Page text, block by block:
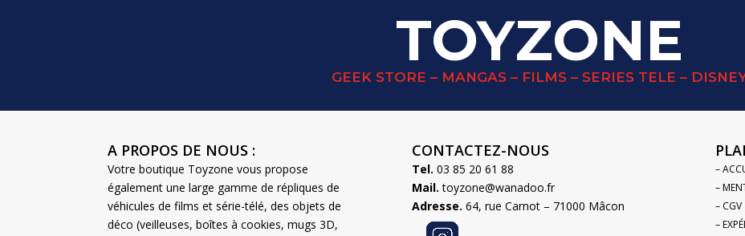
TOYZONE
GEEK STORE – MANGAS – FILMS – SERIES TELE –
A PROPOS DE NOUS :
Votre boutique Toyzone vous propose
également une large gamme de répliques de
véhicules de films et série-télé, des objets de
déco (veilleuses, boîtes à cookies, mugs 3D,
CONTACTEZ-NOUS
Tel. 03 85 20 61 88
Mail. toyzone@wanadoo.fr
Adresse. 64, rue Carnot – 71000 Mâcon
–
–
– CGV
–